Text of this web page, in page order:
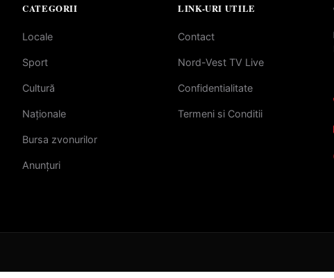
CATEGORII
Locale
Sport
Cultură
Naționale
Bursa zvonurilor
Anunțuri
LINK-URI UTILE
Contact
Nord-Vest TV Live
Confidentialitate
Termeni si Conditii